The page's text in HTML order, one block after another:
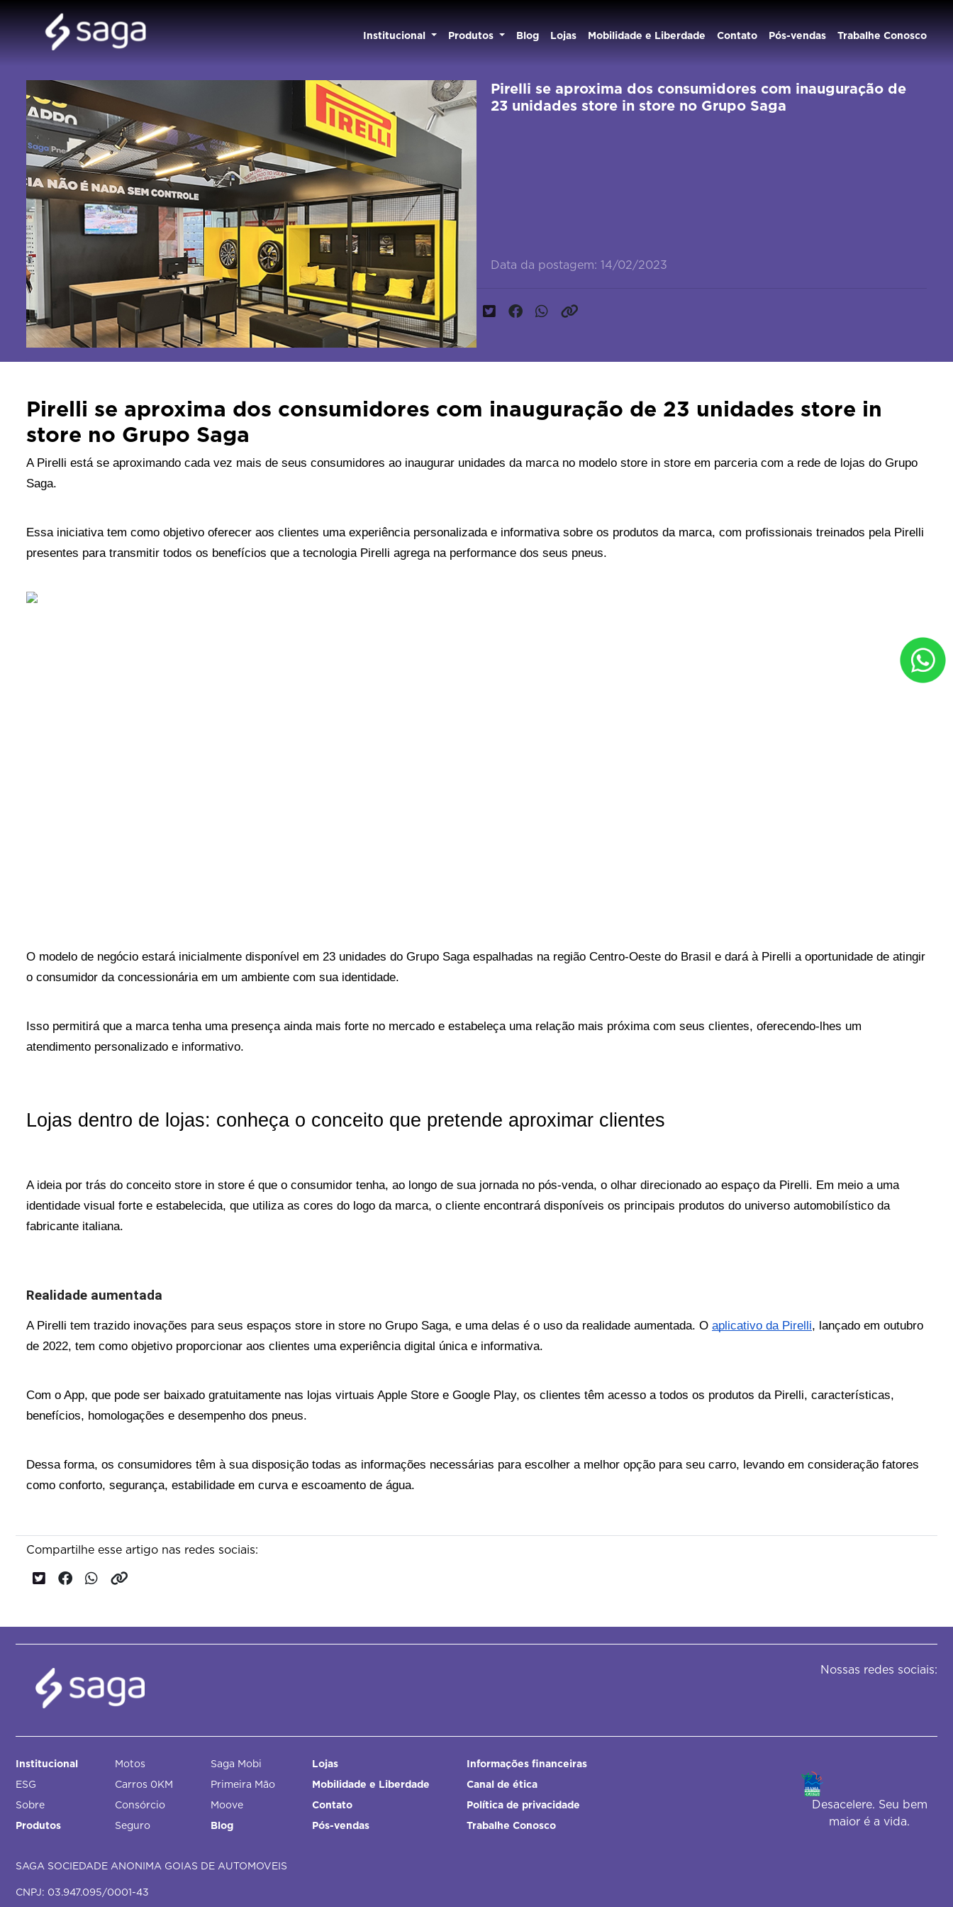
Institucional Produtos Blog Lojas Mobilidade e Liberdade Contato Pós-vendas Trabalhe Conosco
Pirelli se aproxima dos consumidores com inauguração de
23 unidades store in store no Grupo Saga
Data da postagem: 14/02/2023
Pirelli se aproxima dos consumidores com inauguração de 23 unidades store in
store no Grupo Saga
A Pirelli está se aproximando cada vez mais de seus consumidores ao inaugurar unidades da marca no modelo store in store em parceria com a rede de lojas do Grupo
Saga.
Essa iniciativa tem como objetivo oferecer aos clientes uma experiência personalizada e informativa sobre os produtos da marca, com profissionais treinados pela Pirelli
presentes para transmitir todos os benefícios que a tecnologia Pirelli agrega na performance dos seus pneus.
O modelo de negócio estará inicialmente disponível em 23 unidades do Grupo Saga espalhadas na região Centro-Oeste do Brasil e dará à Pirelli a oportunidade de atingir
o consumidor da concessionária em um ambiente com sua identidade.
Isso permitirá que a marca tenha uma presença ainda mais forte no mercado e estabeleça uma relação mais próxima com seus clientes, oferecendo-lhes um
atendimento personalizado e informativo.
Lojas dentro de lojas: conheça o conceito que pretende aproximar clientes
A ideia por trás do conceito store in store é que o consumidor tenha, ao longo de sua jornada no pós-venda, o olhar direcionado ao espaço da Pirelli. Em meio a uma
identidade visual forte e estabelecida, que utiliza as cores do logo da marca, o cliente encontrará disponíveis os principais produtos do universo automobilístico da
fabricante italiana.
Realidade aumentada
A Pirelli tem trazido inovações para seus espaços store in store no Grupo Saga, e uma delas é o uso da realidade aumentada. O aplicativo da Pirelli, lançado em outubro
de 2022, tem como objetivo proporcionar aos clientes uma experiência digital única e informativa.
Com o App, que pode ser baixado gratuitamente nas lojas virtuais Apple Store e Google Play, os clientes têm acesso a todos os produtos da Pirelli, características,
benefícios, homologações e desempenho dos pneus.
Dessa forma, os consumidores têm à sua disposição todas as informações necessárias para escolher a melhor opção para seu carro, levando em consideração fatores
como conforto, segurança, estabilidade em curva e escoamento de água.
Compartilhe esse artigo nas redes sociais:
Nossas redes sociais:
Institucional
ESG
Sobre
Produtos
Motos
Carros 0KM
Consórcio
Seguro
Saga Mobi
Primeira Mão
Moove
Blog
Lojas
Mobilidade e Liberdade
Contato
Pós-vendas
Informações financeiras
Canal de ética
Política de privacidade
Trabalhe Conosco
Desacelere. Seu bem
maior é a vida.
SAGA SOCIEDADE ANONIMA GOIAS DE AUTOMOVEIS
CNPJ: 03.947.095/0001-43